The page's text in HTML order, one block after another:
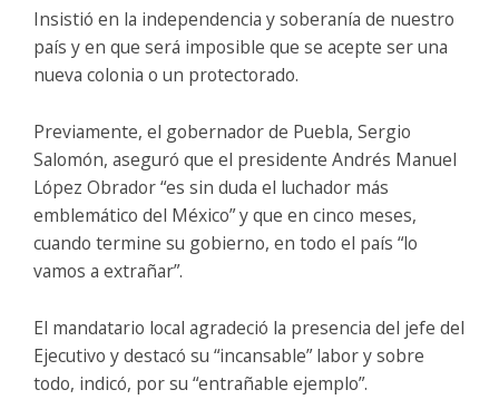
Insistió en la independencia y soberanía de nuestro
país y en que será imposible que se acepte ser una
nueva colonia o un protectorado.
Previamente, el gobernador de Puebla, Sergio
Salomón, aseguró que el presidente Andrés Manuel
López Obrador “es sin duda el luchador más
emblemático del México” y que en cinco meses,
cuando termine su gobierno, en todo el país “lo
vamos a extrañar”.
El mandatario local agradeció la presencia del jefe del
Ejecutivo y destacó su “incansable” labor y sobre
todo, indicó, por su “entrañable ejemplo”.